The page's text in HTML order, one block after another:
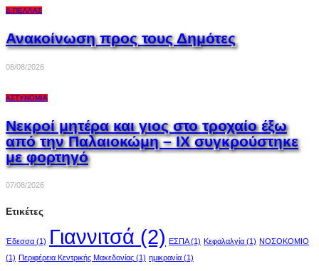
Δ.ΠΈΛΛΑΣ
Ανακοίνωση προς τους Δημότες
08/08/2026
ΑΣΤΥΝΟΜΊΑ
Νεκροί μητέρα και γιος στο τροχαίο έξω
από την Παλαιοκώμη – ΙΧ συγκρούστηκε
με φορτηγό
07/08/2026
Ετικέτες
Έδεσσα (1) Γιαννιτσά (2) ΕΣΠΑ(1) Κεφαλαλγία (1) ΝΟΣΟΚΟΜΙΟ
(1) Περιφέρεια Κεντρικής Μακεδονίας (1) ημικρανία (1)